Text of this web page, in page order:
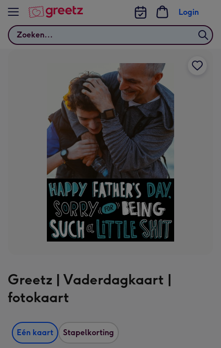
Bekijk meer
Zoeken
Login
Greetz | Vaderdagkaart |
fotokaart
Eén kaart Stapelkorting